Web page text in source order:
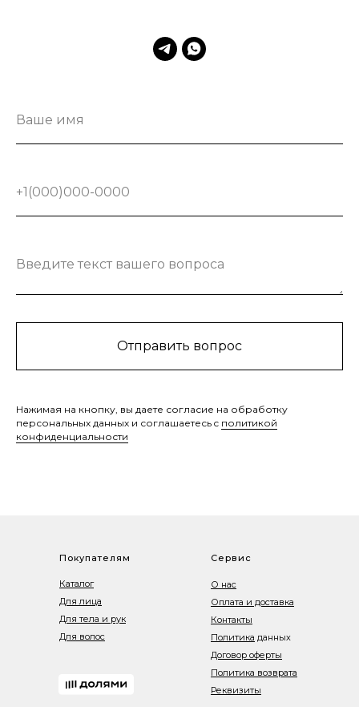
Ваше имя
+1(000)000-0000
Введите текст вашего вопроса
Отправить вопрос
Нажимая на кнопку, вы даете согласие на обработку
персональных данных и соглашаетесь c политикой
конфиденциальности
Покупателям
Каталог
Для лица
Для тела и рук
Для волос
Сервис
О нас
Оплата и доставка
Контакты
Политика данных
Договор оферты
Политика возврата
Реквизиты